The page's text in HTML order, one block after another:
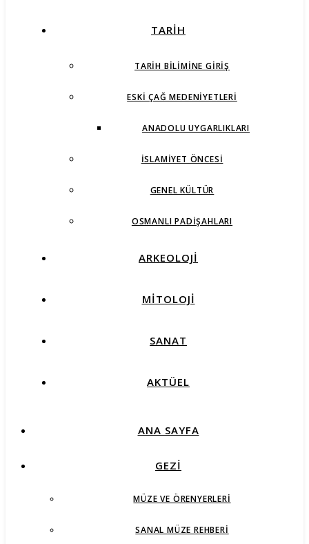
TARİH
TARIH BILIMINE GIRIŞ
ESKI ÇAĞ MEDENIYETLERI
ANADOLU UYGARLIKLARI
İSLAMIYET ÖNCESI
GENEL KÜLTÜR
OSMANLI PADIŞAHLARI
ARKEOLOJİ
MİTOLOJİ
SANAT
AKTÜEL
ANA SAYFA
GEZİ
MÜZE VE ÖRENYERLERI
SANAL MÜZE REHBERI